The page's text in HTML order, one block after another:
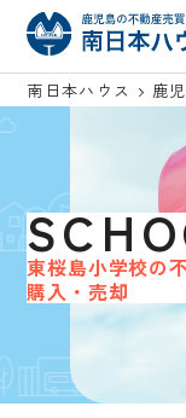
南日本ハウス 鹿
東桜島小学校の
購入・売却